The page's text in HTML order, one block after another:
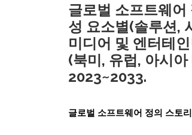
글로벌 소프트웨어
성 요소별(솔루션,
미디어 및 엔터테
(북미, 유럽, 아시
2023~2033.
글로벌 소프트웨어 정의 스토